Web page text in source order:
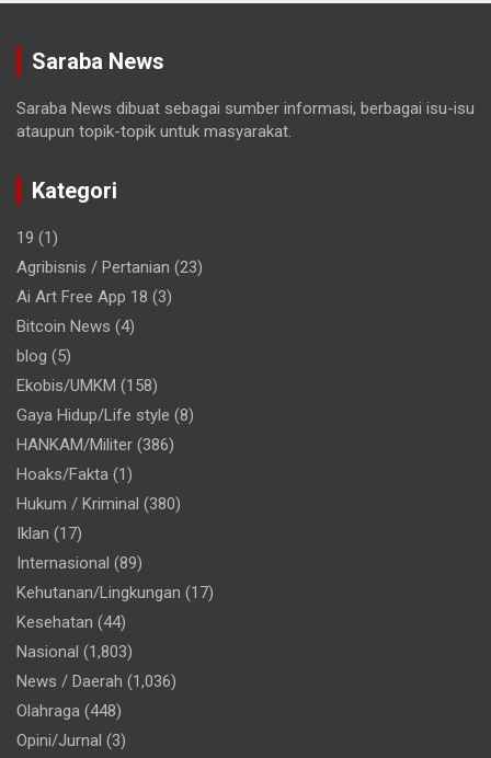
Saraba News
Saraba News dibuat sebagai sumber informasi, berbagai isu-isu
ataupun topik-topik untuk masyarakat.
Kategori
19 (1)
Agribisnis / Pertanian (23)
Ai Art Free App 18 (3)
Bitcoin News (4)
blog (5)
Ekobis/UMKM (158)
Gaya Hidup/Life style (8)
HANKAM/Militer (386)
Hoaks/Fakta (1)
Hukum / Kriminal (380)
Iklan (17)
Internasional (89)
Kehutanan/Lingkungan (17)
Kesehatan (44)
Nasional (1,803)
News / Daerah (1,036)
Olahraga (448)
Opini/Jurnal (3)